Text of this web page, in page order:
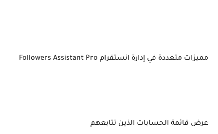
مميزات متعددة في إدارة انستقرام Followers Assistant Pro
عرض قائمة الحسابات الذين تتابعهم